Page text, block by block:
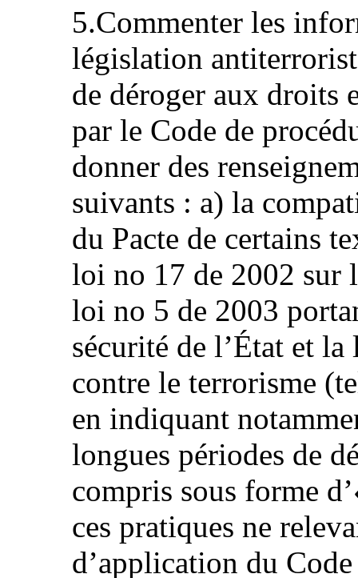
5.Commenter les
législation
de déroger aux droits
par le Code de
donner des
suivants : a) la
du Pacte de certains
loi no 17 de 2002 sur
loi no 5 de 2003
sécurité de l’État et
contre le terrorisme
en indiquant
longues périodes de
compris sous forme
ces pratiques ne
d’application du